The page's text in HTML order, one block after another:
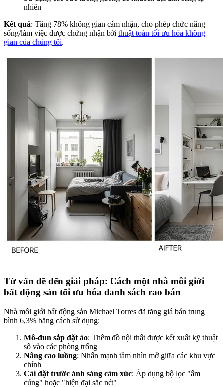
nhiên
Kết quả: Tăng 78% không gian cảm nhận, cho phép chức năng
sống/làm việc được chứng nhận bởi thuật toán tối ưu hóa không
gian của chúng tôi.
Từ vấn đề đến giải pháp: Cách một nhà môi giới
bất động sản tối ưu hóa danh sách rao bán
Nhà môi giới bất động sản Michael Torres đã tăng giá bán trung
bình 6,3% bằng cách sử dụng:
Mô-đun sắp đặt ảo: Thêm đồ nội thất được kết xuất kỹ thuật
số vào các phòng trống
Nâng cao luồng: Nhấn mạnh tầm nhìn mở giữa các khu vực
chính
Cài đặt trước ánh sáng cảm xúc: Áp dụng bộ lọc "ấm
cúng" hoặc "hiện đại sắc nét"